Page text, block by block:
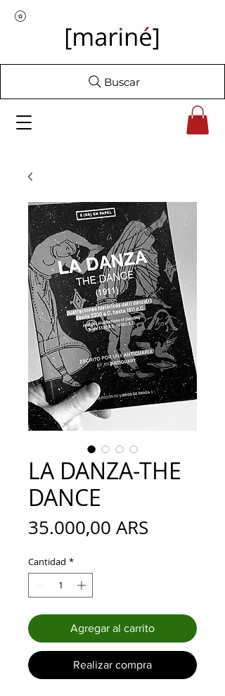
Buscar
LA DANZA-THE
DANCE
35.000,00 ARS
Cantidad *
Agregar al carrito
Realizar compra